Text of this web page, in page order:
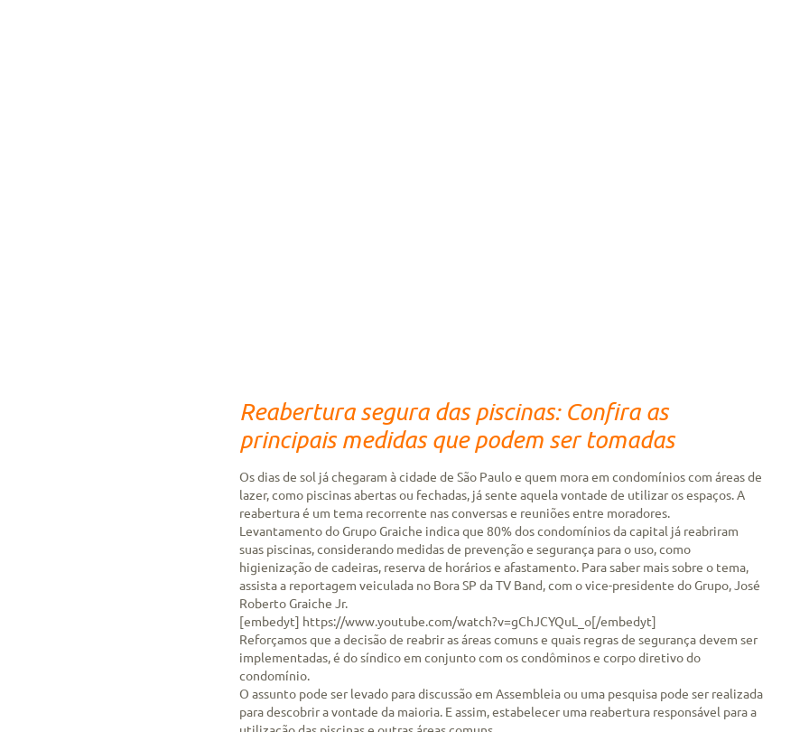
Reabertura segura das piscinas: Confira as
principais medidas que podem ser tomadas
Os dias de sol já chegaram à cidade de São Paulo e quem mora em condomínios com áreas de
lazer, como piscinas abertas ou fechadas, já sente aquela vontade de utilizar os espaços. A
reabertura é um tema recorrente nas conversas e reuniões entre moradores.
Levantamento do Grupo Graiche indica que 80% dos condomínios da capital já reabriram
suas piscinas, considerando medidas de prevenção e segurança para o uso, como
higienização de cadeiras, reserva de horários e afastamento. Para saber mais sobre o tema,
assista a reportagem veiculada no Bora SP da TV Band, com o vice-presidente do Grupo, José
Roberto Graiche Jr.
[embedyt] https://www.youtube.com/watch?v=gChJCYQuL_o[/embedyt]
Reforçamos que a decisão de reabrir as áreas comuns e quais regras de segurança devem ser
implementadas, é do síndico em conjunto com os condôminos e corpo diretivo do
condomínio.
O assunto pode ser levado para discussão em Assembleia ou uma pesquisa pode ser realizada
para descobrir a vontade da maioria. E assim, estabelecer uma reabertura responsável para a